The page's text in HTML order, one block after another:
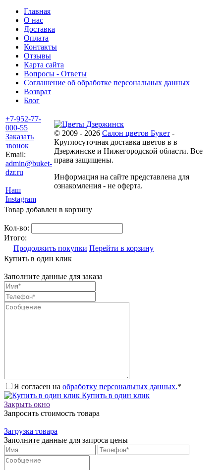
Главная
О нас
Доставка
Оплата
Контакты
Отзывы
Карта сайта
Вопросы - Ответы
Соглашение об обработке персональных данных
Возврат
Блог
+7-952-77-
000-55
Заказать
звонок
Email:
admin@buket-
dzr.ru
Наш
Instagram
© 2009 - 2026 Салон цветов Букет -
Круглосуточная доставка цветов в в
Дзержинске и Нижегородской области. Все
права защищены.
Информация на сайте представлена для
ознакомления - не оферта.
Товар добавлен в корзину
Кол-во:
Итого:
Продолжить покупки Перейти в корзину
Купить в один клик
Заполните данные для заказа
Я согласен на обработку персональных данных.*
Купить в один клик
Закрыть окно
Запросить стоимость товара
Загрузка товара
Заполните данные для запроса цены